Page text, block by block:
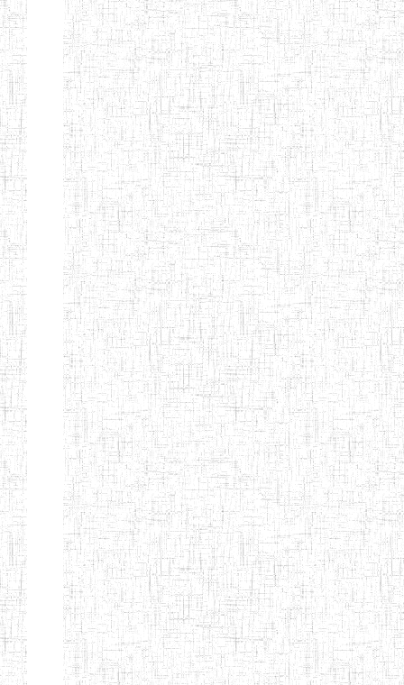
FIERTE
ENIEG TAGA 02/09/2014 ENIEG Privé
ENIET
SIANTOU
04/02/2014 ENIET Privé
ENIEG PRIVEE
GOLDEN
28/08/2009 ENIEG Privé
ENIEG
BILINGUE LE
GRAND
28/12/2007 ENIEG Privé
ENIEG
BILINGUE
VIVA
EDUCATION
15/04/2014 ENIEG Privé
ENIEG PRIVEE
MERE
THERESA
20/08/2015 ENIEG Privé
ENIEG COSBIE 28/08/2009 ENIEG Privé
ENIEG STAR 28/12/2007 ENIEG Privé
ENIEG MEVEC 02/07/2012 ENIEG Privé